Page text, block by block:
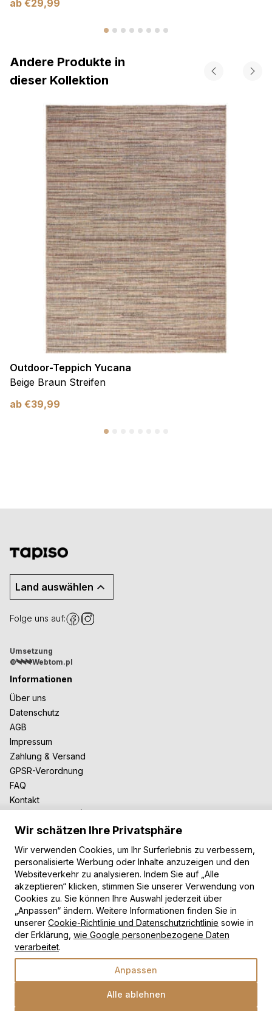
ab €29,99
Andere Produkte in
dieser Kollektion
Outdoor-Teppich Yucana
Beige Braun Streifen
ab €39,99
Land auswählen
Folge uns auf:
Umsetzung
©
Webtom.pl
Informationen
Über uns
Datenschutz
AGB
Impressum
Zahlung & Versand
GPSR-Verordnung
FAQ
Kontakt
Zusammenarbeit
Für Blogger
B2B-Zusammenarbeit
Unsere Teppiche
Moderne Teppiche
Vintage Teppiche
Shaggy Teppiche
Kinderteppiche
Zahlungsarten
Wir schätzen Ihre Privatsphäre
Wir verwenden Cookies, um Ihr Surferlebnis zu verbessern,
personalisierte Werbung oder Inhalte anzuzeigen und den
Websiteverkehr zu analysieren. Indem Sie auf „Alle
akzeptieren“ klicken, stimmen Sie unserer Verwendung von
Cookies zu. Sie können Ihre Auswahl jederzeit über
„Anpassen“ ändern. Weitere Informationen finden Sie in
unserer Cookie-Richtlinie und Datenschutzrichtlinie sowie in
der Erklärung, wie Google personenbezogene Daten
verarbeitet.
Anpassen
Alle ablehnen